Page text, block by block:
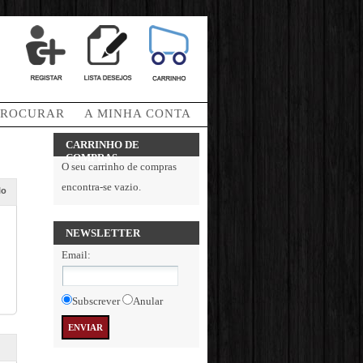
A MINHA CONTA
CARRINHO DE
COMPRAS
O seu carrinho de compras
encontra-se vazio.
NEWSLETTER
Email:
Subscrever Anular